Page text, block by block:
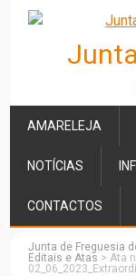
AMARELEJA
NOTÍCIAS
CONTACTOS
Junta de Freguesia
Editais e Atas > Ata